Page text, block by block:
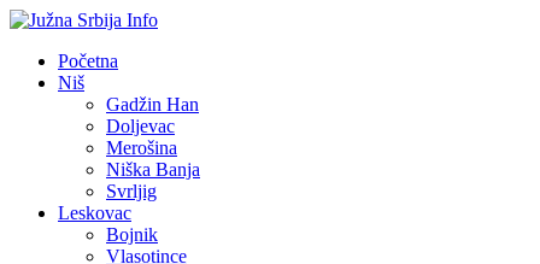
Početna
Niš
Gadžin Han
Doljevac
Merošina
Niška Banja
Svrljig
Leskovac
Bojnik
Vlasotince